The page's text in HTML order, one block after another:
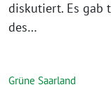
diskutiert. Es gab
des…
Grüne Saarland